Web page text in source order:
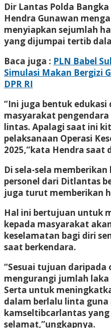
Dir Lantas Polda
Hendra Gunawan
menyiapkan sejumlah
yang dijumpai tertib
Baca juga : PLN Babel
Simulasi Makan Bergizi
DPR RI
“Ini juga bentuk edukasi
masyarakat
lintas. Apalagi saat ini
pelaksanaan Operasi
2025,”kata Hendra saat
Di sela-sela
personel dari Ditlantas
juga turut memberikan
Hal ini bertujuan untuk
kepada masyarakat
keselamatan bagi diri
saat berkendara.
“Sesuai tujuan
mengurangi jumlah
Serta untuk
dalam berlalu linta
kamseltibcarlantas
selamat,”ungkapnya.